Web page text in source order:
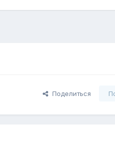
Поделиться